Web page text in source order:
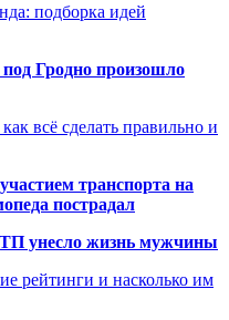
подборка идей
Гродно произошло
всё сделать правильно и
транспорта на
пострадал
унесло жизнь мужчины
рейтинги и насколько им